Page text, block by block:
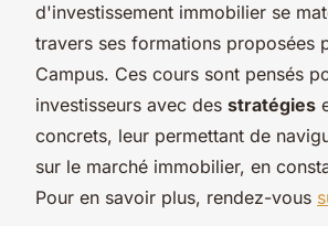
d'investissement immobilier se
travers ses formations proposées
Campus. Ces cours sont pensés
investisseurs avec des stratégies
concrets, leur permettant de
sur le marché immobilier, en
Pour en savoir plus, rendez-vous